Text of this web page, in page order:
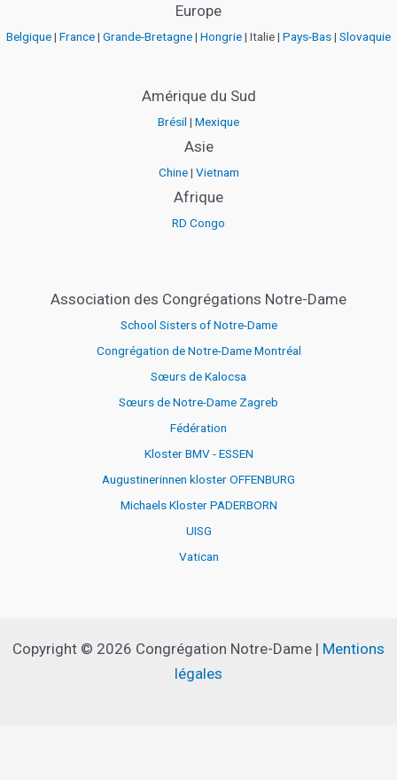
Europe
Belgique| France| Grande-Bretagne| Hongrie| Italie | Pays-Bas| Slovaquie
Amérique du Sud
Brésil | Mexique
Asie
Chine| Vietnam
Afrique
RD Congo
Association des Congrégations Notre-Dame
School Sisters of Notre-Dame
Congrégation de Notre-Dame Montréal
Sœurs de Kalocsa
Sœurs de Notre-Dame Zagreb
Fédération
Kloster BMV - ESSEN
Augustinerinnen kloster OFFENBURG
Michaels Kloster PADERBORN
UISG
Vatican
Copyright © 2026 Congrégation Notre-Dame | Mentions
légales